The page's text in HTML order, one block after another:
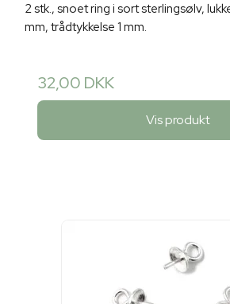
2 stk., snoet ring i sort sterlingsølv,
mm, trådtykkelse 1 mm.
32,00 DKK
Vis produkt